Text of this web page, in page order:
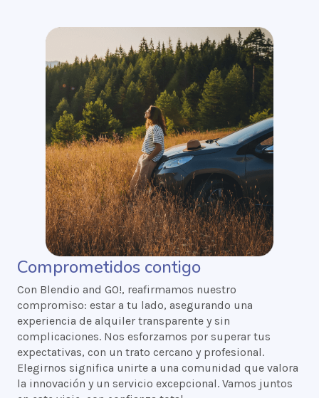
Comprometidos contigo
Con Blendio and GO!, reafirmamos nuestro
compromiso: estar a tu lado, asegurando una
experiencia de alquiler transparente y sin
complicaciones. Nos esforzamos por superar tus
expectativas, con un trato cercano y profesional.
Elegirnos significa unirte a una comunidad que valora
la innovación y un servicio excepcional. Vamos juntos